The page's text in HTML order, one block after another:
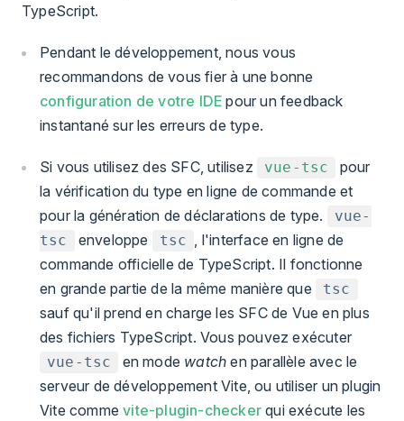
TypeScript.
Pendant le développement, nous vous
recommandons de vous fier à une bonne
configuration de votre IDE pour un feedback
instantané sur les erreurs de type.
Si vous utilisez des SFC, utilisez vue-tsc
pour
la vérification du type en ligne de commande et
pour la génération de déclarations de type.
vue-
tsc
enveloppe tsc , l'interface en ligne de
commande officielle de TypeScript. Il fonctionne
en grande partie de la même manière que
tsc
sauf qu'il prend en charge les SFC de Vue en plus
des fichiers TypeScript. Vous pouvez exécuter
vue-tsc en mode watch en parallèle avec le
serveur de développement Vite, ou utiliser un plugin
Vite commevite-plugin-checker qui exécute les